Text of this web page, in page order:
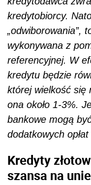
kredytobiorcy.
„odwiborowania”,
wykonywana z
referencyjnej. W
kredytu będzie
której wielkość się
ona około 1-3%.
bankowe mogą
dodatkowych opłat
Kredyty
szansa na